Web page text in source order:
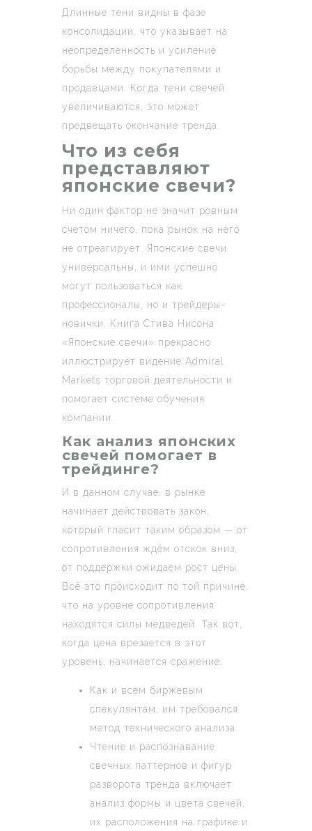
Длинные тени видны в фазе
консолидации, что указывает на
неопределенность и усиление
борьбы между покупателями и
продавцами. Когда тени свечей
увеличиваются, это может
предвещать окончание тренда.
Что из себя
представляют
японские свечи?
Ни один фактор не значит ровным
счетом ничего, пока рынок на него
не отреагирует. Японские свечи
универсальны, и ими успешно
могут пользоваться как
профессионалы, но и трейдеры-
новички. Книга Стива Нисона
«Японские свечи» прекрасно
иллюстрирует видение Admiral
Markets торговой деятельности и
помогает системе обучения
компании.
Как анализ японских
свечей помогает в
трейдинге?
И в данном случае, в рынке
начинает действовать закон,
который гласит таким образом — от
сопротивления ждём отскок вниз,
от поддержки ожидаем рост цены.
Всё это происходит по той причине,
что на уровне сопротивления
находятся силы медведей. Так вот,
когда цена врезается в этот
уровень, начинается сражение.
Как и всем биржевым
спекулянтам, им требовался
метод технического анализа.
Чтение и распознавание
свечных паттернов и фигур
разворота тренда включает
анализ формы и цвета свечей,
их расположения на графике и